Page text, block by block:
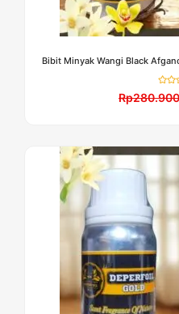
Bibit Minyak Wangi Black
0
Rp280.900